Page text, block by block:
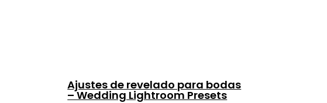
Ajustes de revelado para bodas
– Wedding Lightroom Presets